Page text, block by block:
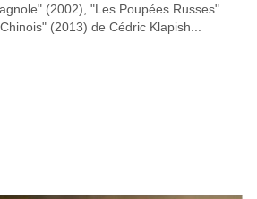
(2002), "Les Poupées Russes"
(2013) de Cédric Klapish...